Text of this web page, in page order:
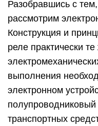
Разобравшись с
рассмотрим
Конструкция и
реле практически
выполнения
электронном
транспортных